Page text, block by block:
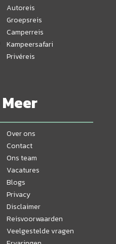
Autoreis
Groepsreis
Camperreis
Kampeersafari
Privéreis
Meer
Over ons
Contact
Ons team
Vacatures
Blogs
Privacy
Disclaimer
Reisvoorwaarden
Veelgestelde vragen